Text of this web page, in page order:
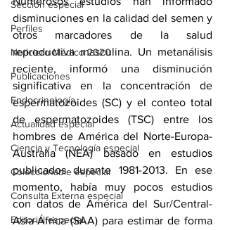
Sección especial
Perfiles
Noticiero Médico 2020
Publicaciones
Endocrinología
Actualidad especial
Ciencia y Tecnología especial
Coleccionable especial
Consulta Externa especial
Editorial especial
disminuciones en la calidad del semen y
otros marcadores de la salud
reproductiva masculina. Un metanálisis
reciente, informó una disminución
significativa en la concentración de
espermatozoides (SC) y el conteo total
de espermatozoides (TSC) entre los
hombres de América del Norte-Europa-
Australia (NEA) basado en estudios
publicados durante 1981-2013. En ese
momento, había muy pocos estudios
con datos de América del Sur/Central-
Asia-África (SAA) para estimar de forma